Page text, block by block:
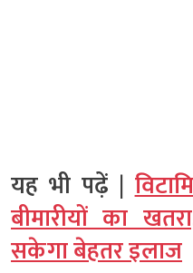
यह भी पढ़ें |
बीमारीयों का
सकेगा बेहतर इलाज